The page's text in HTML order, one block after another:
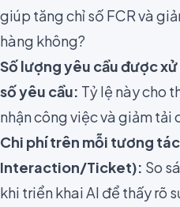
giúp tăng chỉ số FCR và
hàng không?
Số lượng yêu cầu được
số yêu cầu: Tỷ lệ này cho
nhận công việc và giảm tải
Chi phí trên mỗi tương
Interaction/Ticket): So
khi triển khai AI để thấy rõ